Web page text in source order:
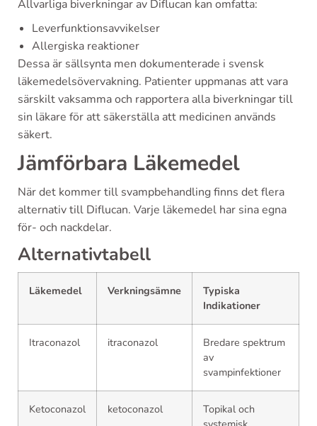
Allvarliga biverkningar av Diflucan kan omfatta:
Leverfunktionsavvikelser
Allergiska reaktioner
Dessa är sällsynta men dokumenterade i svensk
läkemedelsövervakning. Patienter uppmanas att vara
särskilt vaksamma och rapportera alla biverkningar till
sin läkare för att säkerställa att medicinen används
säkert.
Jämförbara Läkemedel
När det kommer till svampbehandling finns det flera
alternativ till Diflucan. Varje läkemedel har sina egna
för- och nackdelar.
Alternativtabell
Läkemedel Verkningsämne
Typiska
Indikationer
Itraconazol itraconazol
Bredare spektrum
av
svampinfektioner
Ketoconazol ketoconazol
Topikal och